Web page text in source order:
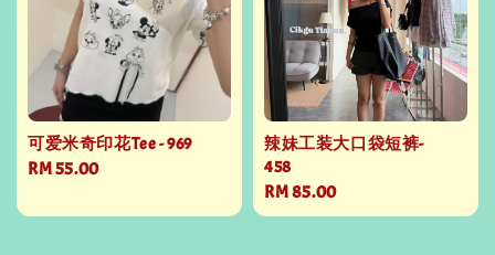
可爱米奇印花Tee - 969
Regular
RM 55.00
辣妹工装大口袋短裤-
458
Regular
price
RM 85.00